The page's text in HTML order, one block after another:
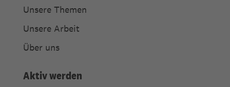
Unsere Themen
Unsere Arbeit
Über uns
Aktiv werden